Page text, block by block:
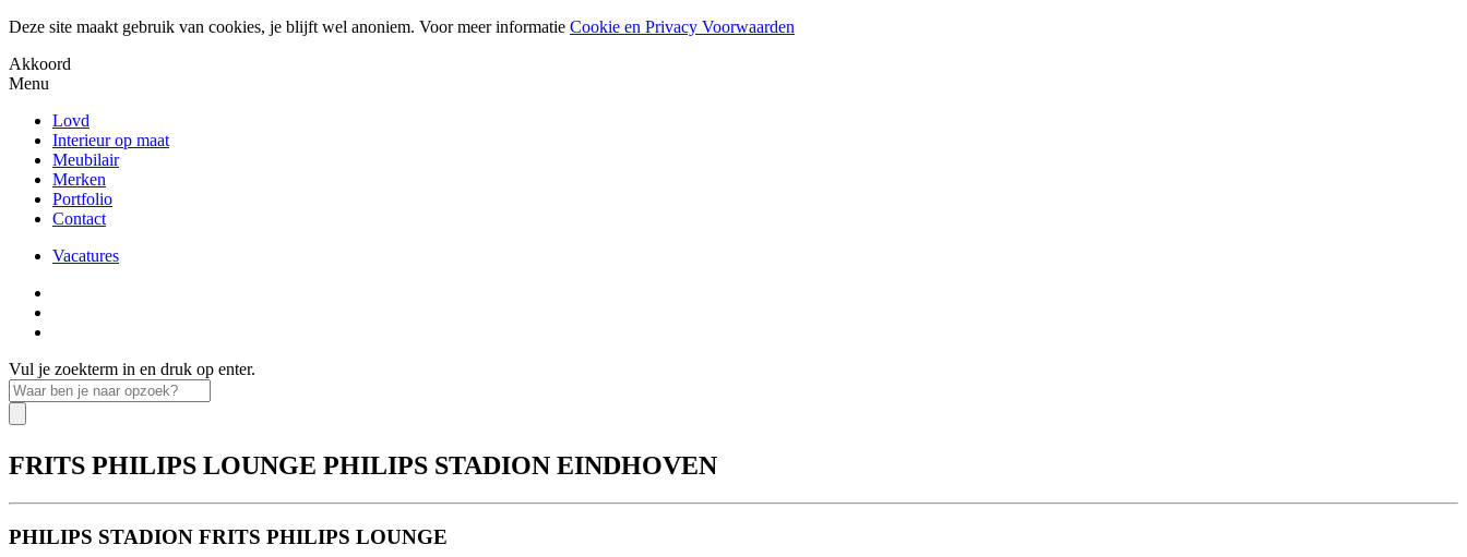
Deze site maakt gebruik van cookies, je blijft wel anoniem. Voor meer informatie Cookie en Privacy Voorwaarden
Akkoord
Menu
Lovd
Interieur op maat
Meubilair
Merken
Portfolio
Contact
Vacatures
Vul je zoekterm in en druk op enter.
FRITS PHILIPS LOUNGE PHILIPS STADION EINDHOVEN
PHILIPS STADION FRITS PHILIPS LOUNGE